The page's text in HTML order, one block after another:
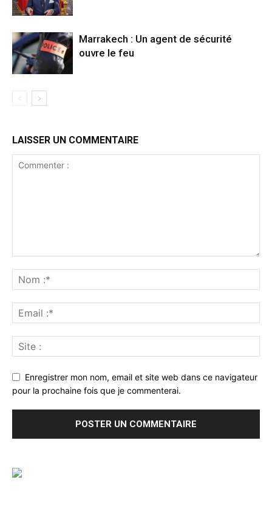
Marrakech : Un agent de sécurité
ouvre le feu
LAISSER UN COMMENTAIRE
Enregistrer mon nom, email et site web dans ce navigateur
pour la prochaine fois que je commenterai.